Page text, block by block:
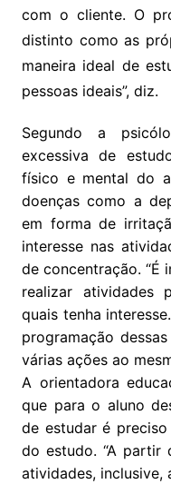
com o cliente. O
distinto como as
maneira ideal de
pessoas ideais”, diz.
Segundo a
excessiva de
físico e mental do
doenças como a
em forma de
interesse nas
de concentração. “É
realizar atividades
quais tenha
programação
várias ações ao
A orientadora
que para o aluno
de estudar é
do estudo. “A partir
atividades, inclusive,